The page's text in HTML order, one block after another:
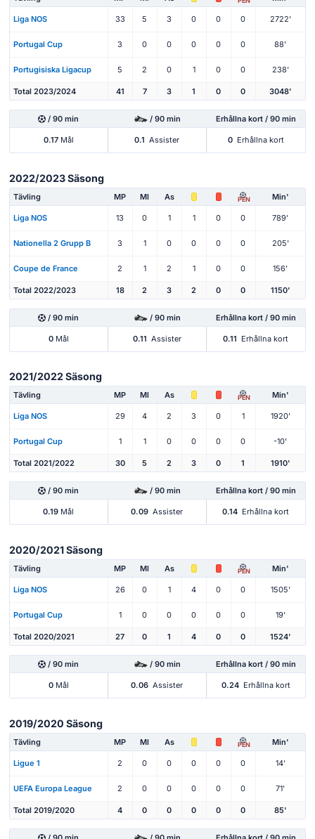
Liga NOS 33 5 3 0 0 0 2722'
Portugal Cup 3 0 0 0 0 0 88'
Portugisiska Ligacup 5 2 0 1 0 0 238'
Total 2023/2024 41 7 3 1 0 0 3048'
/ 90 min / 90 min Erhållna kort / 90 min
0.17Mål 0.1 Assister 0 Erhållna kort
2022/2023 Säsong
Tävling MP Ml As PEN Min'
Liga NOS 13 0 1 1 0 0 789'
Nationella 2 Grupp B 3 1 0 0 0 0 205'
Coupe de France 2 1 2 1 0 0 156'
Total 2022/2023 18 2 3 2 0 0 1150'
/ 90 min / 90 min Erhållna kort / 90 min
0Mål 0.11 Assister 0.11 Erhållna kort
2021/2022 Säsong
Tävling MP Ml As PEN Min'
Liga NOS 29 4 2 3 0 1 1920'
Portugal Cup 1 1 0 0 0 0 -10'
Total 2021/2022 30 5 2 3 0 1 1910'
/ 90 min / 90 min Erhållna kort / 90 min
0.19 Mål 0.09 Assister 0.14 Erhållna kort
2020/2021 Säsong
Tävling MP Ml As PEN Min'
Liga NOS 26 0 1 4 0 0 1505'
Portugal Cup 1 0 0 0 0 0 19'
Total 2020/2021 27 0 1 4 0 0 1524'
/ 90 min / 90 min Erhållna kort / 90 min
0Mål 0.06 Assister 0.24 Erhållna kort
2019/2020 Säsong
Tävling MP Ml As PEN Min'
Ligue 1 2 0 0 0 0 0 14'
UEFA Europa League 2 0 0 0 0 0 71'
Total 2019/2020 4 0 0 0 0 0 85'